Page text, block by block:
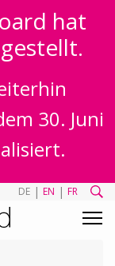
hat
30. Juni
DE | EN | FR